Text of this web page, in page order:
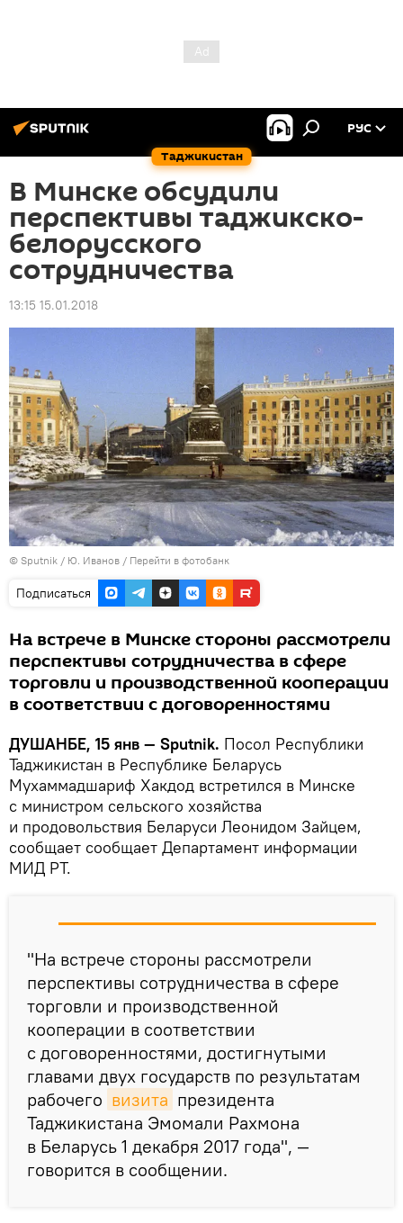
Таджикистан
РУС
В Минске обсудили
перспективы таджикско-
белорусского
сотрудничества
13:15 15.01.2018
© Sputnik / Ю. Иванов / Перейти в фотобанк
Подписаться
На встрече в Минске стороны рассмотрели
перспективы сотрудничества в сфере
торговли и производственной кооперации
в соответствии с договоренностями
ДУШАНБЕ, 15 янв — Sputnik. Посол Республики
Таджикистан в Республике Беларусь
Мухаммадшариф Хакдод встретился в Минске
с министром сельского хозяйства
и продовольствия Беларуси Леонидом Зайцем,
сообщает сообщает Департамент информации
МИД РТ.
"На встрече стороны рассмотрели
перспективы сотрудничества в сфере
торговли и производственной
кооперации в соответствии
с договоренностями, достигнутыми
главами двух государств по результатам
рабочего визита президента
Таджикистана Эмомали Рахмона
в Беларусь 1 декабря 2017 года", —
говорится в сообщении.